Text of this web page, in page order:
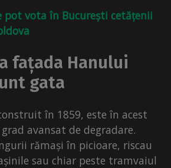
pot vota în București cetățenii
fațada Hanului
gata
în 1859, este în acest
avansat de degradare.
rămași în picioare, riscau
sau chiar peste tramvaiul